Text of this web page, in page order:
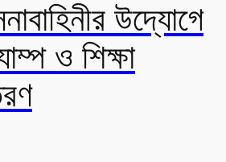
উদ্যোগে
ও শিক্ষা